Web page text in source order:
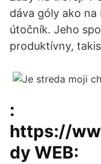
dáva góly ako na
útočník. Jeho
produktívny,
:
https://
dy WEB: